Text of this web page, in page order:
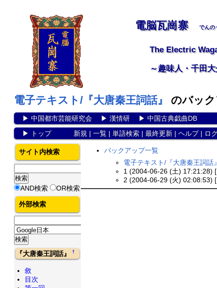
電脳瓦崗寨 でんの
The Electric
～趣味人・千田
電子テキスト/『大唐秦王詞話』 のバッ
▶ 中国都市芸能研究会▶ 漢情研▶ 中国古典戯曲DB
▶
トップ 新規 | 一覧| 単語検索| 最終更新| ヘルプ| ロ
バックアップ一覧
電子テキスト/『大唐秦王詞話
1 (2004-06-26 (土) 17:21:28)
2 (2004-06-29 (火) 02:08:53)
サイト内検索
AND検索 OR検索
外部検索
『大唐秦王詞話』†
敘
目次